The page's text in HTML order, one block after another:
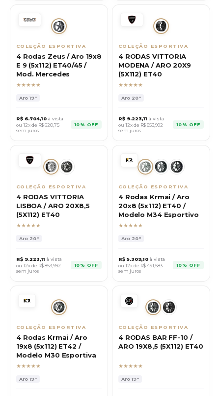
COLEÇÃO ESPORTIVA
4 Rodas Zeus / Aro 19x8
E 9 (5x112) ET40/45 /
Mod. Mercedes
★★★★★
Aro19"
R$ 6.704,10 à vista
ou 12x de R$620,75
sem juros
10% OFF
COLEÇÃO ESPORTIVA
4 RODAS VITTORIA
MODENA / ARO 20X9
(5X112) ET40
★★★★★
Aro 20"
R$ 9.223,11 à vista
ou 12x de R$853,992
sem juros
10% OFF
COLEÇÃO ESPORTIVA
4 RODAS VITTORIA
LISBOA / ARO 20X8,5
(5X112) ET40
★★★★★
Aro 20"
R$ 9.223,11 à vista
ou 12x de R$853,992
sem juros
10% OFF
COLEÇÃO ESPORTIVA
4 Rodas Krmai / Aro
20x8 (5x112) ET40 /
Modelo M34 Esportivo
★★★★★
Aro 20"
R$ 5.309,10 à vista
ou 12x de R$491,583
sem juros
10% OFF
COLEÇÃO ESPORTIVA
4 Rodas Krmai / Aro
19x8 (5x112) ET42 /
Modelo M30 Esportiva
★★★★★
Aro19"
COLEÇÃO ESPORTIVA
4 RODAS BAR FF-10 /
ARO 19X8,5 (5X112) ET40
★★★★★
Aro19"